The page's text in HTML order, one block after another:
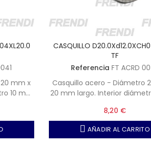
mm x
10 mm
CASQUILLO
TF
Referencia FT ACRD
Casquillo acero - Diámetro
20 mm largo. Interior
8,20 €
AÑADIR AL CARRITO